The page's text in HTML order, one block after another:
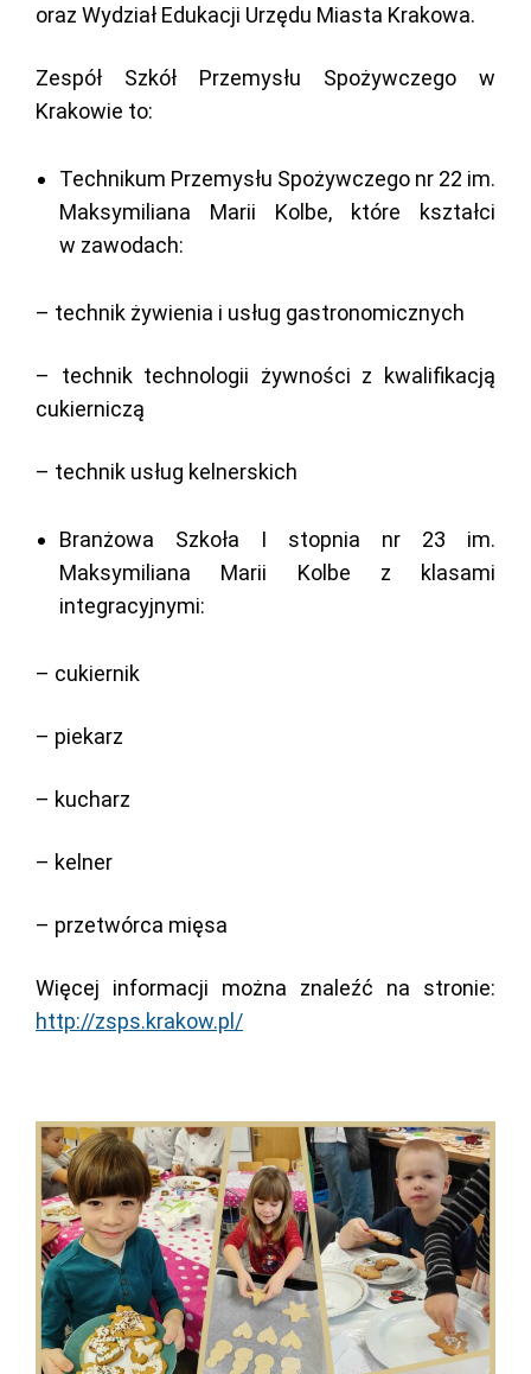
oraz Wydział Edukacji Urzędu Miasta Krakowa.
Zespół Szkół Przemysłu Spożywczego w
Krakowie to:
Technikum Przemysłu Spożywczego nr 22 im.
Maksymiliana Marii Kolbe, które kształci
w zawodach:
– technik żywienia i usług gastronomicznych
– technik technologii żywności z kwalifikacją
cukierniczą
– technik usług kelnerskich
Branżowa Szkoła I stopnia nr 23 im.
Maksymiliana Marii Kolbe z klasami
integracyjnymi:
– cukiernik
– piekarz
– kucharz
– kelner
– przetwórca mięsa
Więcej informacji można znaleźć na stronie:
http://zsps.krakow.pl/